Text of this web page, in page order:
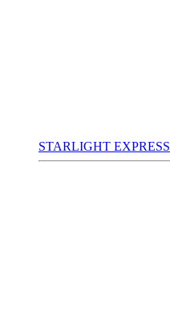
STARLIGHT EXPRESS